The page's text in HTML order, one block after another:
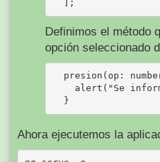
Definimos el método
opción seleccionado
presion(op:
alert("Se
Ahora ejecutemos la